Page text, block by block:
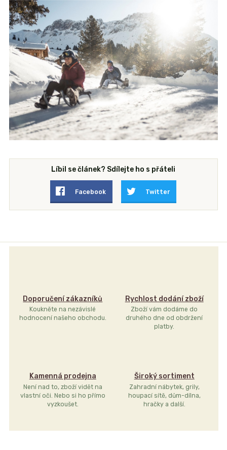
Líbil se článek? Sdílejte ho s přáteli
Facebook Twitter
Doporučení zákazníků
Koukněte na nezávislé
hodnocení našeho obchodu.
Rychlost dodání zboží
Zboží vám dodáme do
druhého dne od obdržení
platby.
Kamenná prodejna
Není nad to, zboží vidět na
vlastní oči. Nebo si ho přímo
vyzkoušet.
Široký sortiment
Zahradní nábytek, grily,
houpací sítě, dům-dílna,
hračky a další.